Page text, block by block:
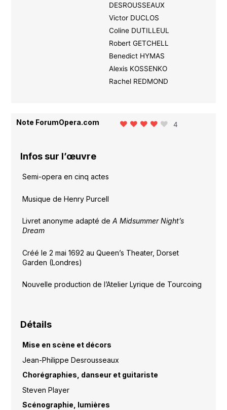
DESROUSSEAUX
Victor DUCLOS
Coline DUTILLEUL
Robert GETCHELL
Benedict HYMAS
Alexis KOSSENKO
Rachel REDMOND
Note ForumOpera.com 4
Infos sur l’œuvre
Semi-opera en cinq actes
Musique de Henry Purcell
Livret anonyme adapté de A Midsummer Night’s
Dream
Créé le 2 mai 1692 au Queen’s Theater, Dorset
Garden (Londres)
Nouvelle production de l’Atelier Lyrique de Tourcoing
Détails
Mise en scène et décors
Jean-Philippe Desrousseaux
Chorégraphies, danseur et guitariste
Steven Player
Scénographie, lumières